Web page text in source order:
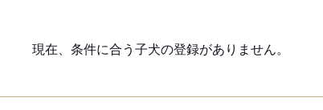
現在、条件に合う子犬の登録がありません。